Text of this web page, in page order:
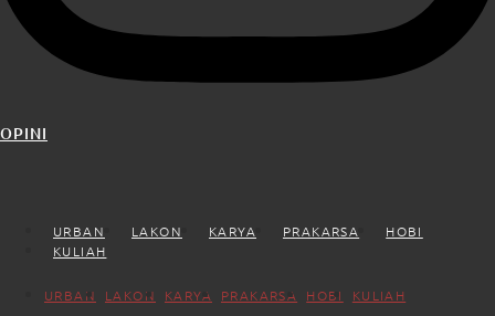
OPINI
URBAN LAKON KARYA PRAKARSA
HOBI
KULIAH
URBAN LAKON KARYA PRAKARSA HOBI KULIAH